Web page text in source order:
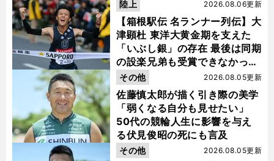
【箱根駅伝 名ランナー列伝】大
津顕杜 東洋大黄金期を支えた
「いぶし銀」の存在 最後は同期
の設楽兄弟も受賞できなかった
金栗杯に輝く
2026.08.06更新
陸上
佐藤慎太郎が描く引き際の美学
「弱くなる自分も見せたい」
50代の競輪人生に影響を与え
る伏見俊昭の死にも言及
2026.08.05更新
その他
2026.08.05更新
その他